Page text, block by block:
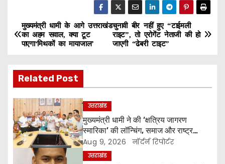
P
s
t
n
a
चुनावी बीर नहीं हुए “टाईमली
राइट”, तो एरोगेंट नेताजी की हो
जाएगी “ढेबरी टाइट”
मुख्यमंत्री धामी के आगे उत्तराखंड
का अहम सवाल, क्या टूट
पाएगा‘मिथकों का मायाजाल’
Related Post
उत्तराखंड
मुख्यमंत्री धामी ने की ‘क्षत्रिय जागरण
स्मारिका’ की लॉन्चिंग, समाज और राष्ट्र
निर्माण में युवाओं से मांगा सहयोग
Aug 9, 2026 नॉर्दर्न रिपोर्टर
उत्तराखंड